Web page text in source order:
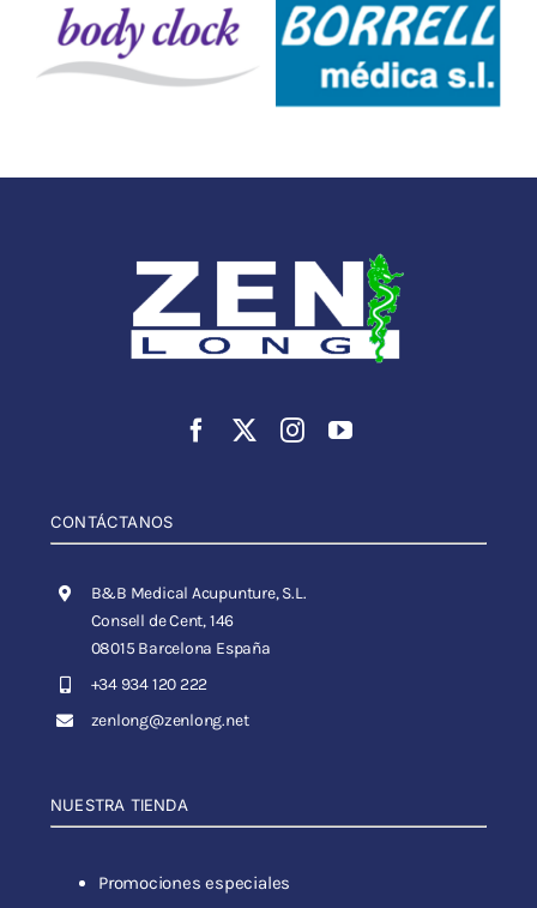
CONTÁCTANOS
B&B Medical Acupunture, S.L.
Consell de Cent, 146
08015 Barcelona España
+34 934 120 222
zenlong@zenlong.net
NUESTRA TIENDA
Promociones especiales